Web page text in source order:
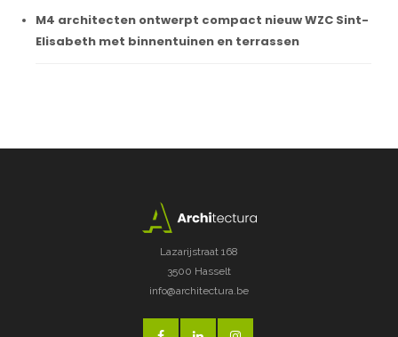
M4 architecten ontwerpt compact nieuw WZC Sint-
Elisabeth met binnentuinen en terrassen
Lazarijstraat 168
3500 Hasselt
info@architectura.be